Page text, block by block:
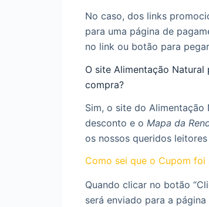
No caso, dos links
para uma página de
no link ou botão para
O site Alimentação
compra?
Sim, o site do
desconto e o Mapa da
os nossos queridos
Como sei que o Cupom foi
Quando clicar no botão
será enviado para a